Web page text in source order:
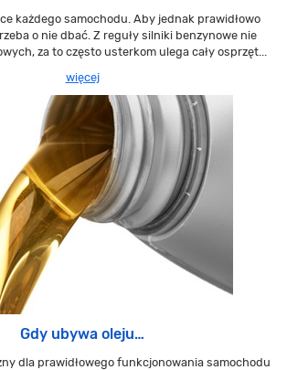
każdego samochodu. Aby jednak prawidłowo
o nie dbać. Z reguły silniki benzynowe nie
za to często usterkom ulega cały osprzęt...
więcej
Gdy ubywa oleju…
dla prawidłowego funkcjonowania samochodu